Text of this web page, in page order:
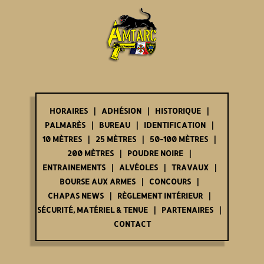
HORAIRES ADHÉSION
HISTORIQUE
PALMARÈS
BUREAU
IDENTIFICATION
10 MÈTRES
25 MÈTRES
50-100 MÈTRES
200 MÈTRES
POUDRE NOIRE
ENTRAINEMENTS
ALVÉOLES
TRAVAUX
BOURSE AUX ARMES
CONCOURS
CHAPAS NEWS
RÈGLEMENT INTÉRIEUR
SÉCURITÉ, MATÉRIEL & TENUE
PARTENAIRES
CONTACT